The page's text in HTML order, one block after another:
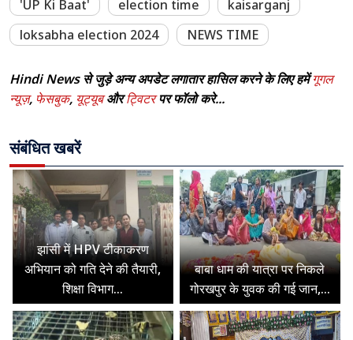
'UP Ki Baat'
election time
kaisarganj
loksabha election 2024
NEWS TIME
Hindi News से जुड़े अन्य अपडेट लगातार हासिल करने के लिए हमेंगूगल
न्यूज़, फेसबुक, यूट्यूबऔरट्विटरपर फॉलो करे...
संबंधित खबरें
झांसी में HPV टीकाकरण
अभियान को गति देने की तैयारी,
शिक्षा विभाग...
बाबा धाम की यात्रा पर निकले
गोरखपुर के युवक की गई जान,...